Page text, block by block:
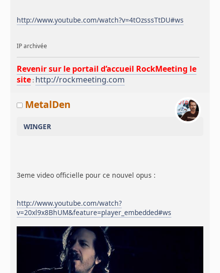
http://www.youtube.com/watch?v=4tOzsssTtDU#ws
IP archivée
Revenir sur le portail d’accueil RockMeeting le
site : http://rockmeeting.com
MetalDen
WINGER
3eme video officielle pour ce nouvel opus :
http://www.youtube.com/watch?
v=20xl9x8BhUM&feature=player_embedded#ws